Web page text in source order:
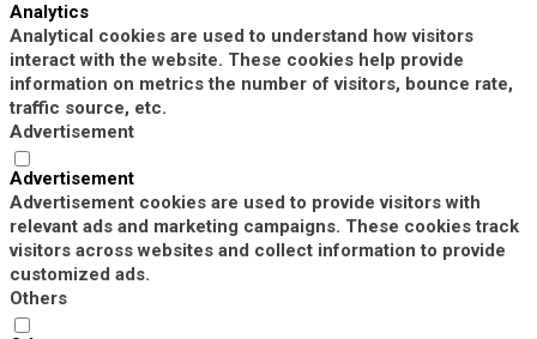
Analytics
Analytical cookies are used to understand how visitors
interact with the website. These cookies help provide
information on metrics the number of visitors, bounce rate,
traffic source, etc.
Advertisement
Advertisement
Advertisement cookies are used to provide visitors with
relevant ads and marketing campaigns. These cookies track
visitors across websites and collect information to provide
customized ads.
Others